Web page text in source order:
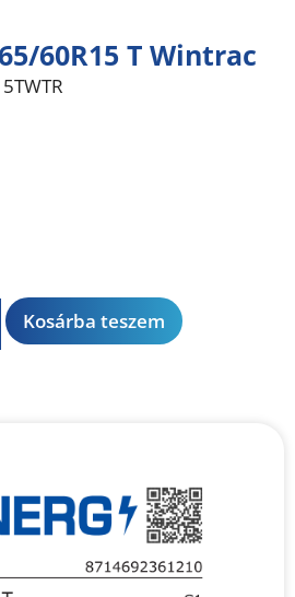
60R15 T Wintrac
Kosárba teszem
t
i
v
e